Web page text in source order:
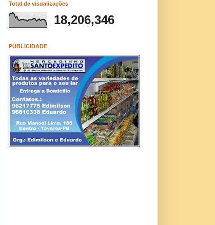
Total de visualizações
18,206,346
PUBLICIDADE